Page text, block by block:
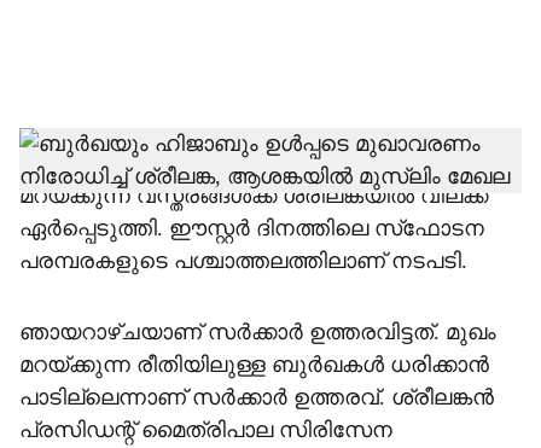
h
a
r
പൊതുസ്ഥലത്ത് ബുര്‍ഖ ഉള്‍പ്പെടെ മുഖം
മറയ്ക്കുന്ന വസ്ത്രങ്ങള്‍ക്ക് ശ്രീലങ്കയില്‍ വിലക്ക്
ഏര്‍പ്പെടുത്തി. ഈസ്റ്റര്‍ ദിനത്തിലെ സ്‌ഫോടന
പരമ്പരകളുടെ പശ്ചാത്തലത്തിലാണ് നടപടി.
ഞായറാഴ്ചയാണ് സര്‍ക്കാര്‍ ഉത്തരവിട്ടത്. മുഖം
മറയ്ക്കുന്ന രീതിയിലുള്ള ബുര്‍ഖകള്‍ ധരിക്കാന്‍
പാടില്ലെന്നാണ് സര്‍ക്കാര്‍ ഉത്തരവ്. ശ്രീലങ്കന്‍
പ്രസിഡന്റ് മൈത്രിപാല സിരിസേന